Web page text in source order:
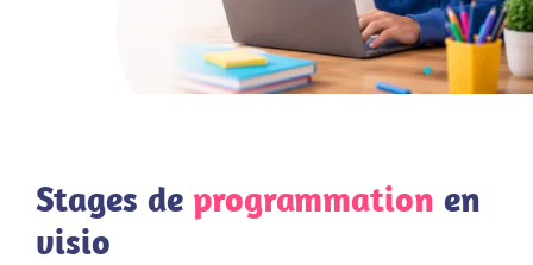
Stages de programmation en
visio